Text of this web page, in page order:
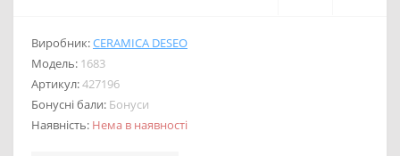
Виробник:CERAMICA DESEO
Модель: 1683
Артикул:427196
Бонусні бали: Бонуси
Наявність: Нема в наявності